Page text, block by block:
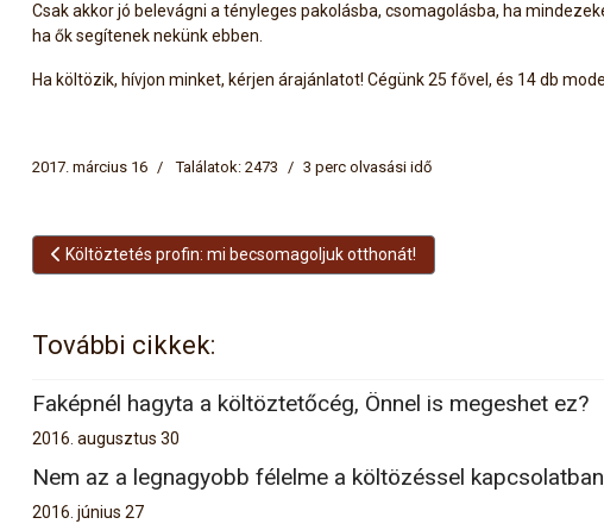
Csak akkor jó belevágni a tényleges pakolásba, csomagolásba, ha
ha ők segítenek nekünk ebben.
Ha költözik, hívjon minket, kérjen árajánlatot! Cégünk 25 fővel, és 14 db
2017. március 16 Találatok: 2473 3 perc olvasási idő
Előző cikk: Költöztetés profin: mi becsomagoljuk otthonát!
Költöztetés profin: mi becsomagoljuk otthonát!
További cikkek:
Faképnél hagyta a költöztetőcég, Önnel is megeshet ez?
2016. augusztus 30
Nem az a legnagyobb félelme a költözéssel
2016. június 27